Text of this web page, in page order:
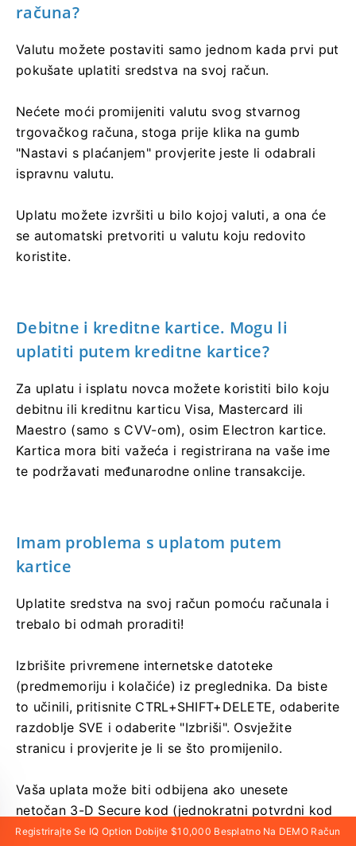
računa?
Valutu možete postaviti samo jednom kada prvi put
pokušate uplatiti sredstva na svoj račun.
Nećete moći promijeniti valutu svog stvarnog
trgovačkog računa, stoga prije klika na gumb
"Nastavi s plaćanjem" provjerite jeste li odabrali
ispravnu valutu.
Uplatu možete izvršiti u bilo kojoj valuti, a ona će
se automatski pretvoriti u valutu koju redovito
koristite.
Debitne i kreditne kartice. Mogu li
uplatiti putem kreditne kartice?
Za uplatu i isplatu novca možete koristiti bilo koju
debitnu ili kreditnu karticu Visa, Mastercard ili
Maestro (samo s CVV-om), osim Electron kartice.
Kartica mora biti važeća i registrirana na vaše ime
te podržavati međunarodne online transakcije.
Imam problema s uplatom putem
kartice
Uplatite sredstva na svoj račun pomoću računala i
trebalo bi odmah proraditi!
Izbrišite privremene internetske datoteke
(predmemoriju i kolačiće) iz preglednika. Da biste
to učinili, pritisnite CTRL+SHIFT+DELETE, odaberite
razdoblje SVE i odaberite "Izbriši". Osvježite
stranicu i provjerite je li se što promijenilo.
Vaša uplata može biti odbijena ako unesete
netočan 3-D Secure kod (jednokratni potvrdni kod
koji šalje banka). Jeste li primili kod u tekstualnoj
Registrirajte Se IQ Option Dobijte $10,000 Besplatno Na DEMO Račun